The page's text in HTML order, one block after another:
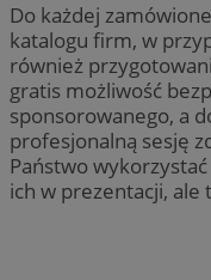
Do każdej
katalogu firm, w
również
gratis możliwość
sponsorowanego, a
profesjonalną sesję
Państwo
ich w prezentacji, ale